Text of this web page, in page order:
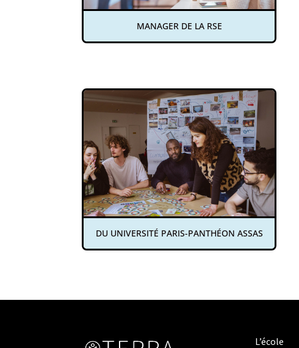
MANAGER DE LA RSE
DU UNIVERSITÉ PARIS-PANTHÉON ASSAS
L’école